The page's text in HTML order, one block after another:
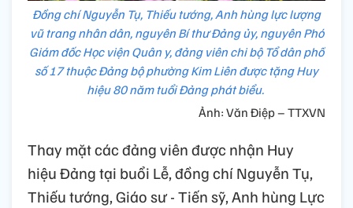
Đồng chí Nguyễn Tụ, Thiếu tướng, Anh hùng lực lượng
vũ trang nhân dân, nguyên Bí thư Đảng ủy, nguyên Phó
Giám đốc Học viện Quân y, đảng viên chi bộ Tổ dân phố
số 17 thuộc Đảng bộ phường Kim Liên được tặng Huy
hiệu 80 năm tuổi Đảng phát biểu.
Ảnh: Văn Điệp – TTXVN
Thay mặt các đảng viên được nhận Huy
hiệu Đảng tại buổi Lễ, đồng chí Nguyễn Tụ,
Thiếu tướng, Giáo sư - Tiến sỹ, Anh hùng Lực